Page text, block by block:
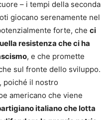
– i tempi della seconda
giocano serenamente nel
forte, che ci
resistenza che ci ha
, e che promette
sul fronte dello sviluppo.
poiché il nostro
americano che viene
italiano che lotta